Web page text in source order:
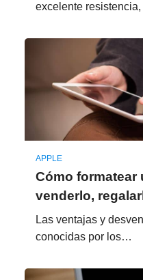
excelente
APPLE
Cómo formatear
venderlo,
Las ventajas y
conocidas por los…